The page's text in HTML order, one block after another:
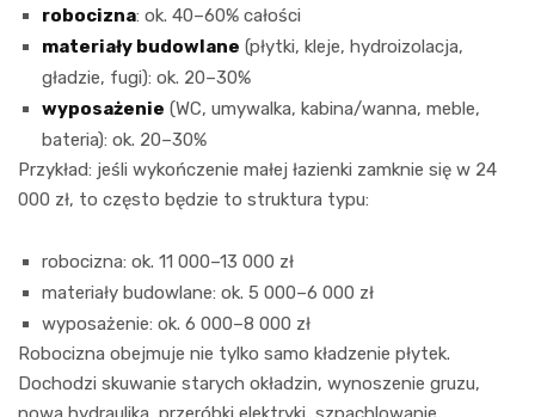
robocizna: ok. 40–60% całości
materiały budowlane (płytki, kleje, hydroizolacja,
gładzie, fugi): ok. 20–30%
wyposażenie (WC, umywalka, kabina/wanna, meble,
bateria): ok. 20–30%
Przykład: jeśli wykończenie małej łazienki zamknie się w 24
000 zł, to często będzie to struktura typu:
robocizna: ok. 11 000–13 000 zł
materiały budowlane: ok. 5 000–6 000 zł
wyposażenie: ok. 6 000–8 000 zł
Robocizna obejmuje nie tylko samo kładzenie płytek.
Dochodzi skuwanie starych okładzin, wynoszenie gruzu,